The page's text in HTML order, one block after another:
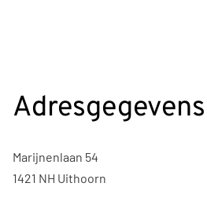
Adresgegevens
Marijnenlaan 54
1421 NH Uithoorn